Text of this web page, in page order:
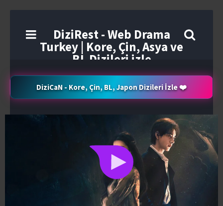
DiziRest - Web Drama
Turkey | Kore, Çin, Asya ve
BL Dizileri izle
DiziCaN - Kore, Çin, BL, Japon Dizileri İzle ❤️